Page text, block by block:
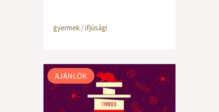
gyermek / ifjúsági
AJÁNLÓK